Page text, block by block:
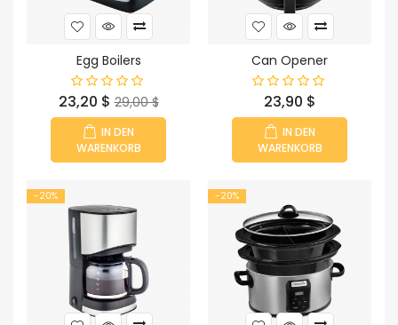
Egg Boilers
Preis
23,20 $ Verkaufspreis
29,00 $
IN DEN
WARENKORB
Can Opener
Preis
23,90 $
IN DEN
WARENKORB
-20% -20%